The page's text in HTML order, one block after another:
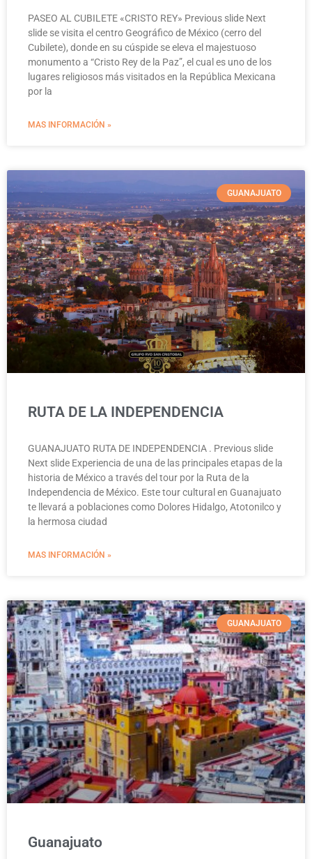
PASEO AL CUBILETE «CRISTO REY» Previous slide Next
slide se visita el centro Geográfico de México (cerro del
Cubilete), donde en su cúspide se eleva el majestuoso
monumento a “Cristo Rey de la Paz”, el cual es uno de los
lugares religiosos más visitados en la República Mexicana
por la
MAS INFORMACIÓN »
GUANAJUATO
RUTA DE LA INDEPENDENCIA
GUANAJUATO RUTA DE INDEPENDENCIA . Previous slide
Next slide Experiencia de una de las principales etapas de la
historia de México a través del tour por la Ruta de la
Independencia de México. Este tour cultural en Guanajuato
te llevará a poblaciones como Dolores Hidalgo, Atotonilco y
la hermosa ciudad
MAS INFORMACIÓN »
GUANAJUATO
Guanajuato